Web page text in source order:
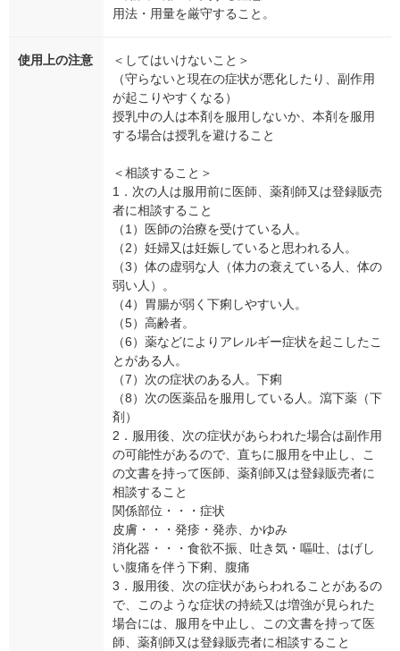
用法・用量を厳守すること。
使用上の注意
＜してはいけないこと＞
（守らないと現在の症状が悪化したり、副作用
が起こりやすくなる）
授乳中の人は本剤を服用しないか、本剤を服用
する場合は授乳を避けること
＜相談すること＞
1．次の人は服用前に医師、薬剤師又は登録販売
者に相談すること
（1）医師の治療を受けている人。
（2）妊婦又は妊娠していると思われる人。
（3）体の虚弱な人（体力の衰えている人、体の
弱い人）。
（4）胃腸が弱く下痢しやすい人。
（5）高齢者。
（6）薬などによりアレルギー症状を起こしたこ
とがある人。
（7）次の症状のある人。下痢
（8）次の医薬品を服用している人。瀉下薬（下
剤）
2．服用後、次の症状があらわれた場合は副作用
の可能性があるので、直ちに服用を中止し、こ
の文書を持って医師、薬剤師又は登録販売者に
相談すること
関係部位・・・症状
皮膚・・・発疹・発赤、かゆみ
消化器・・・食欲不振、吐き気・嘔吐、はげし
い腹痛を伴う下痢、腹痛
3．服用後、次の症状があらわれることがあるの
で、このような症状の持続又は増強が見られた
場合には、服用を中止し、この文書を持って医
師、薬剤師又は登録販売者に相談すること